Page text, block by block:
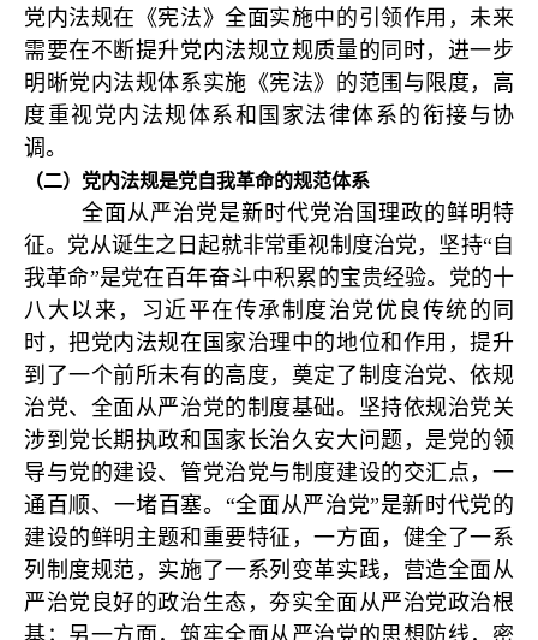
党内法规在《宪法》全面实施中的引领作用，未来
需要在不断提升党内法规立规质量的同时，进一步
明晰党内法规体系实施《宪法》的范围与限度，高
度重视党内法规体系和国家法律体系的衔接与协
调。
（二）党内法规是党自我革命的规范体系
全面从严治党是新时代党治国理政的鲜明特
征。党从诞生之日起就非常重视制度治党，坚持“自
我革命”是党在百年奋斗中积累的宝贵经验。党的十
八大以来，习近平在传承制度治党优良传统的同
时，把党内法规在国家治理中的地位和作用，提升
到了一个前所未有的高度，奠定了制度治党、依规
治党、全面从严治党的制度基础。坚持依规治党关
涉到党长期执政和国家长治久安大问题，是党的领
导与党的建设、管党治党与制度建设的交汇点，一
通百顺、一堵百塞。“全面从严治党”是新时代党的
建设的鲜明主题和重要特征，一方面，健全了一系
列制度规范，实施了一系列变革实践，营造全面从
严治党良好的政治生态，夯实全面从严治党政治根
基；另一方面，筑牢全面从严治党的思想防线，密